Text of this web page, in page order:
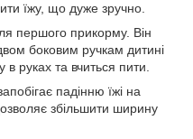
їжу, що дуже зручно.
першого прикорму. Він
боковим ручкам дитині
руках та вчиться пити.
падінню їжі на
збільшити ширину